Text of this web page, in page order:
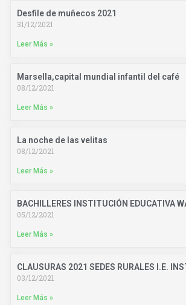
Desfile de muñecos 2021
31/12/2021
Leer Más »
Marsella,capital mundial infantil del café
08/12/2021
Leer Más »
La noche de las velitas
08/12/2021
Leer Más »
BACHILLERES INSTITUCIÓN EDUCATIVA
05/12/2021
Leer Más »
CLAUSURAS 2021 SEDES RURALES I.E.
03/12/2021
Leer Más »